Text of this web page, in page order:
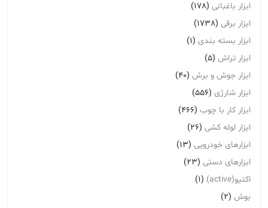
ابزار باغبانی (178)
ابزار برقی (1738)
ابزار بسته بندی (1)
ابزار تراش (5)
ابزار جوش و برش (40)
ابزار شارژی (556)
ابزار کار با چوب (466)
ابزار لوله کشی (26)
ابزارهای خودرویی (13)
ابزارهای دستی (23)
اکتیو(active)
(1)
بوش (2)